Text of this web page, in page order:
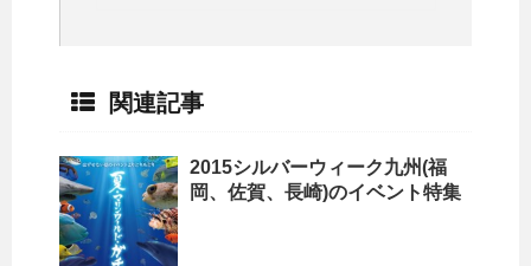
関連記事
2015シルバーウィーク九州(福
岡、佐賀、長崎)のイベント特集